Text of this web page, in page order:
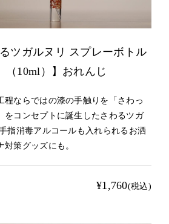
るツガルヌリ スプレーボトル
（10ml）】おれんじ
程ならではの漆の手触りを「さわっ
をコンセプトに誕生したさわるツガ
指消毒アルコールも入れられるお洒
対策グッズにも。
¥1,760(税込)